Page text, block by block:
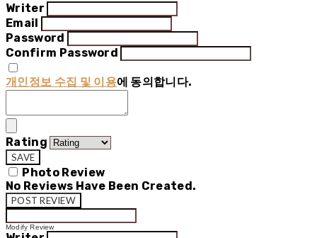
Writer
Email
Password
Confirm Password
개인정보 수집 및 이용에 동의합니다.
Rating
SAVE
Photo Review
No Reviews Have Been Created.
POST REVIEW
Modify Review